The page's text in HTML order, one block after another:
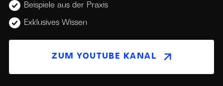
Beispiele aus der Praxis
Exklusives Wissen
ZUM YOUTUBE KANAL